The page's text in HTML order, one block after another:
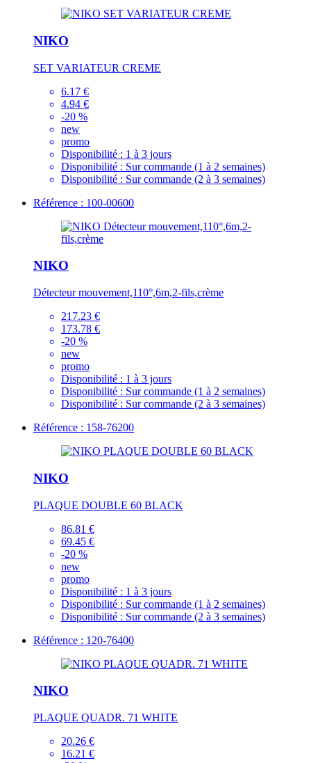
NIKO
SET VARIATEUR CREME
6.17 €
4.94 €
-20 %
new
promo
Disponibilité : 1 à 3 jours
Disponibilité : Sur commande (1 à 2 semaines)
Disponibilité : Sur commande (2 à 3 semaines)
Référence : 100-00600
NIKO
Détecteur mouvement,110°,6m,2-fils,crème
217.23 €
173.78 €
-20 %
new
promo
Disponibilité : 1 à 3 jours
Disponibilité : Sur commande (1 à 2 semaines)
Disponibilité : Sur commande (2 à 3 semaines)
Référence : 158-76200
NIKO
PLAQUE DOUBLE 60 BLACK
86.81 €
69.45 €
-20 %
new
promo
Disponibilité : 1 à 3 jours
Disponibilité : Sur commande (1 à 2 semaines)
Disponibilité : Sur commande (2 à 3 semaines)
Référence : 120-76400
NIKO
PLAQUE QUADR. 71 WHITE
20.26 €
16.21 €